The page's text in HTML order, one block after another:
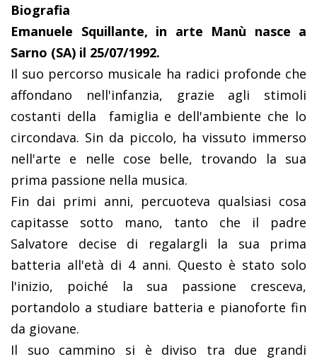
Biografia
Emanuele Squillante, in arte Manù nasce a
Sarno (SA) il 25/07/1992.
Il suo percorso musicale ha radici profonde che
affondano nell'infanzia, grazie agli stimoli
costanti della
famiglia e dell'ambiente che lo
circondava. Sin da piccolo, ha vissuto immerso
nell'arte e nelle cose belle, trovando la sua
prima passione nella musica.
Fin dai primi anni, percuoteva qualsiasi cosa
capitasse sotto mano, tanto che il padre
Salvatore decise di regalargli la sua prima
batteria all'età di 4 anni. Questo è stato solo
l'inizio, poiché la sua passione cresceva,
portandolo a studiare batteria e pianoforte fin
da giovane.
Il suo cammino si è diviso tra due grandi